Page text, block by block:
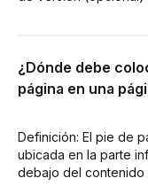
¿Dónde debe
página en una
Definición: El pie de
ubicada en la parte
debajo del contenido